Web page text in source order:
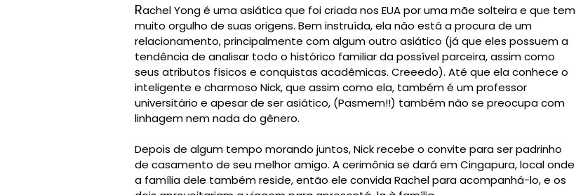
Rachel Yong é uma asiática que foi criada nos EUA por uma mãe solteira e que tem
muito orgulho de suas origens. Bem instruída, ela não está a procura de um
relacionamento, principalmente com algum outro asiático (já que eles possuem a
tendência de analisar todo o histórico familiar da possível parceira, assim como
seus atributos físicos e conquistas acadêmicas. Creeedo). Até que ela conhece o
inteligente e charmoso Nick, que assim como ela, também é um professor
universitário e apesar de ser asiático, (Pasmem!!) também não se preocupa com
linhagem nem nada do gênero.
Depois de algum tempo morando juntos, Nick recebe o convite para ser padrinho
de casamento de seu melhor amigo. A cerimônia se dará em Cingapura, local onde
a família dele também reside, então ele convida Rachel para acompanhá-lo, e os